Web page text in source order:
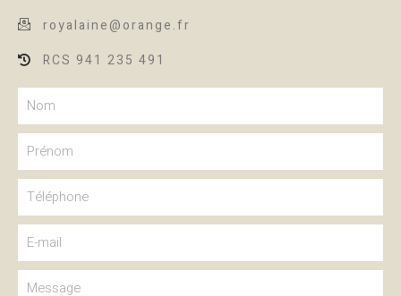
royalaine@orange.fr
RCS 941 235 491